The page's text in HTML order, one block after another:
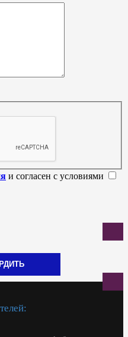
и согласен с условиями